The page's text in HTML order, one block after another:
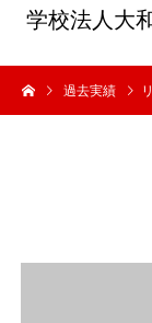
学校法人大
過去実績